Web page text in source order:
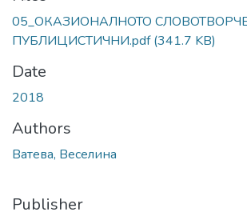
05_ОКАЗИОНАЛНОТО
ПУБЛИЦИСТИЧНИ.pdf(341.7 KB)
Date
2018
Authors
Ватева, Веселина
Publisher